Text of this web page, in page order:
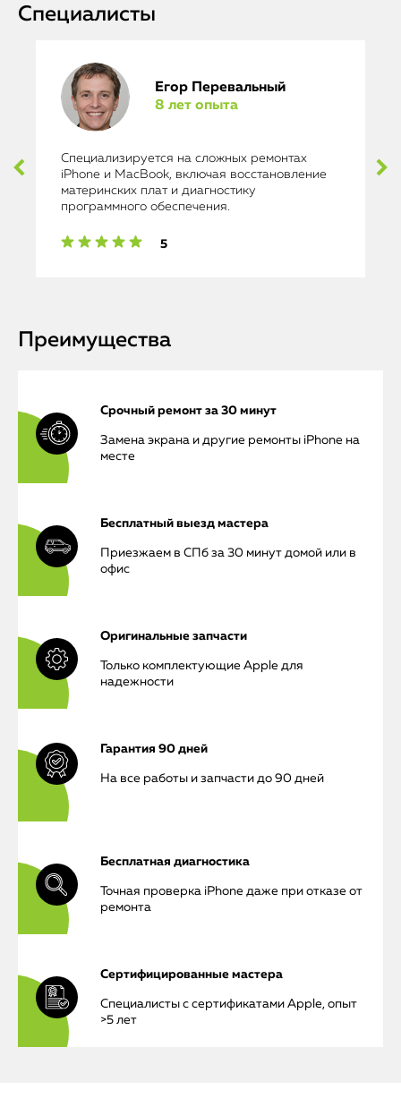
MacBook
Watch
iPad
iMac
Mac Mini
Специалисты
Егор Перевальный
8 лет опыта
Специализируется на сложных ремонтах
iPhone и MacBook, включая восстановление
материнских плат и диагностику
программного обеспечения.
5
Преимущества
Срочный ремонт за 30 минут
Замена экрана и другие ремонты iPhone на
месте
Бесплатный выезд мастера
Приезжаем в СПб за 30 минут домой или в
офис
Оригинальные запчасти
Только комплектующие Apple для
надежности
Гарантия 90 дней
На все работы и запчасти до 90 дней
Бесплатная диагностика
Точная проверка iPhone даже при отказе от
ремонта
Сертифицированные мастера
Специалисты с сертификатами Apple, опыт
>5 лет